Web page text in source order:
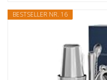
BESTSELLER NR. 16